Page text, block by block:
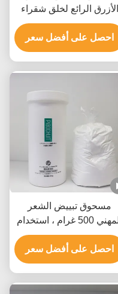
الأزرق الرائع لخلق شقراء
من الدرجة الصالونية
للصفوف 8-9
احصل على أفضل سعر
مسحوق تبييض الشعر
المهني 500 غرام ، استخدام
صالون مسحوق تبييض
الشعر
احصل على أفضل سعر